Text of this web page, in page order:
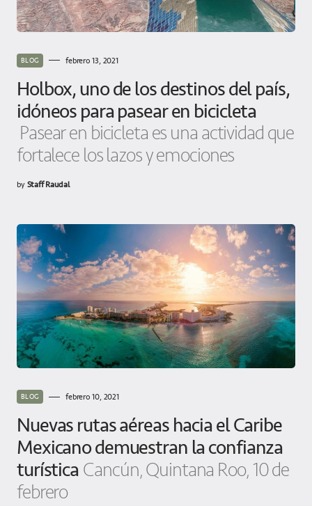
BLOG febrero 13, 2021
Holbox, uno de los destinos del país,
idóneos para pasear en bicicleta
Pasear en bicicleta es una actividad que
fortalece los lazos y emociones
byStaff Raudal
BLOG febrero 10, 2021
Nuevas rutas aéreas hacia el Caribe
Mexicano demuestran la confianza
turística Cancún, Quintana Roo, 10 de
febrero